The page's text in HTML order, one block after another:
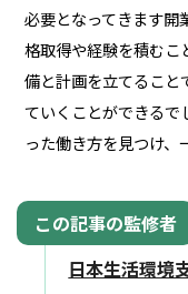
必要となってきます開
格取得や経験を積むこ
備と計画を立てること
ていくことができるで
った働き方を見つけ、
日本生活環境